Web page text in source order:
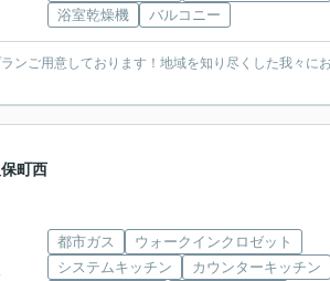
浴室乾燥機
バルコニー
ンご用意しております！地域を知り尽くした我々に
町西
都市ガス
ウォークインクロゼット
システムキッチン
カウンターキッチン